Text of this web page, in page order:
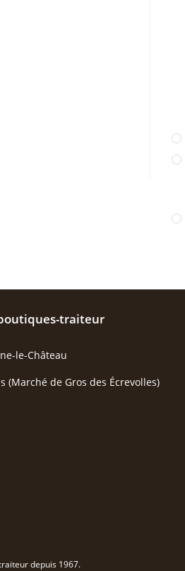
traiteur
le-Château
(Marché de Gros des Écrevolles)
depuis 1967.